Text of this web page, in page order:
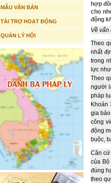
MẪU VĂN BẢN
TÀI TRỢ HOẠT ĐỘNG
QUẢN LÝ HỘI
hợp
cho
động
Về vấn
Theo
nhất
trong
lực
Theo
người
pháp
Khoản
gia
công
động
buộc,
Căn
của Bộ
đúng
theo